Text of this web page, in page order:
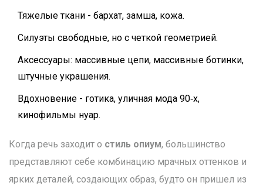
Тяжелые ткани - бархат, замша, кожа.
Силуэты свободные, но с четкой геометрией.
Аксессуары: массивные цепи, массивные ботинки,
штучные украшения.
Вдохновение - готика, уличная мода 90‑х,
кинофильмы нуар.
Когда речь заходит о стиль опиум, большинство
представляют себе комбинацию мрачных оттенков и
ярких деталей, создающих образ, будто он пришел из